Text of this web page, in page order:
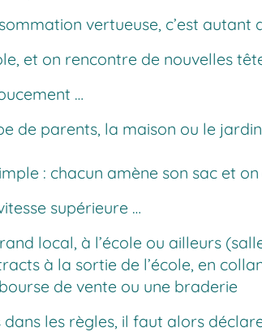
vertueuse, c’est
et on rencontre de nouvelles
…
de parents, la maison ou le
: chacun amène son sac et
supérieure …
local, à l’école ou ailleurs
à la sortie de l’école, en
de vente ou une braderie
dans les règles, il faut alors